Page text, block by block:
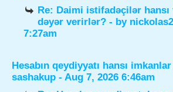
Re: Daimi istifadəçilər
dəyər verirlər? - by nickolas2
7:27am
Hesabın qeydiyyatı hansı
sashakup - Aug 7, 2026 6:46am